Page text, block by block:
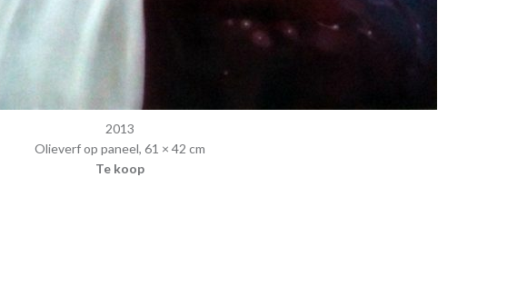
2013
Olieverf op paneel, 61 × 42 cm
Te koop